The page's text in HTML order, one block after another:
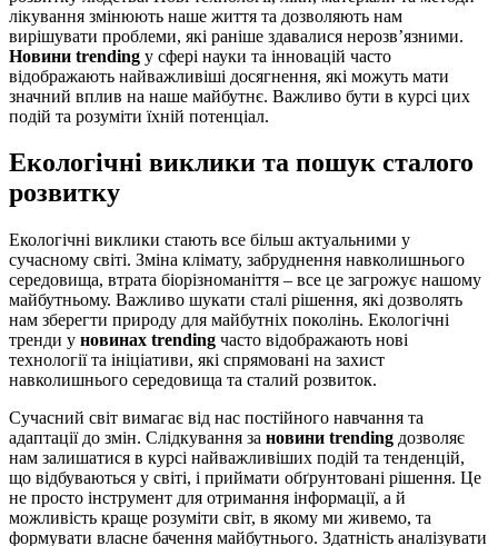
лікування змінюють наше життя та дозволяють нам
вирішувати проблеми, які раніше здавалися нерозв’язними.
Новини trending у сфері науки та інновацій часто
відображають найважливіші досягнення, які можуть мати
значний вплив на наше майбутнє. Важливо бути в курсі цих
подій та розуміти їхній потенціал.
Екологічні виклики та пошук сталого
розвитку
Екологічні виклики стають все більш актуальними у
сучасному світі. Зміна клімату, забруднення навколишнього
середовища, втрата біорізноманіття – все це загрожує нашому
майбутньому. Важливо шукати сталі рішення, які дозволять
нам зберегти природу для майбутніх поколінь. Екологічні
тренди у новинах trending часто відображають нові
технології та ініціативи, які спрямовані на захист
навколишнього середовища та сталий розвиток.
Сучасний світ вимагає від нас постійного навчання та
адаптації до змін. Слідкування за новини trending дозволяє
нам залишатися в курсі найважливіших подій та тенденцій,
що відбуваються у світі, і приймати обґрунтовані рішення. Це
не просто інструмент для отримання інформації, а й
можливість краще розуміти світ, в якому ми живемо, та
формувати власне бачення майбутнього. Здатність аналізувати